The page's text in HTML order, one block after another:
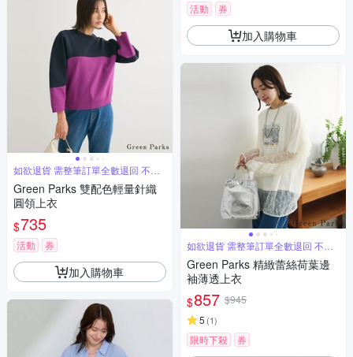
如欲退貨 需整筆訂單全數退回 不能
單退
Green Parks 雙配色輕量針織
圓領上衣
$735
活動 券
加入購物車
活動 券
加入購物車
如欲退貨 需整筆訂單全數退回 不能
單退
Green Parks 精緻蕾絲荷葉邊
袖薄透上衣
$857 $945
5 (1)
限時下殺 券